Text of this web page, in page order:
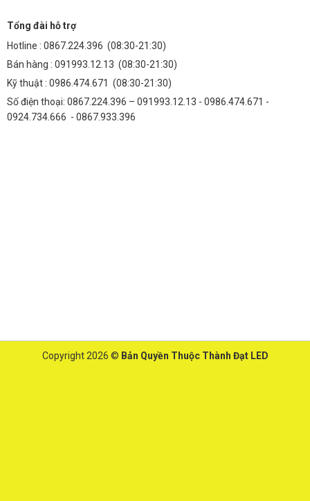
Tổng đài hỗ trợ
Hotline : 0867.224.396 (08:30-21:30)
Bán hàng : 091993.12.13 (08:30-21:30)
Kỹ thuật : 0986.474.671 (08:30-21:30)
Số điện thoại: 0867.224.396 – 091993.12.13 - 0986.474.671 -
0924.734.666 - 0867.933.396
Copyright 2026 © Bản Quyền Thuộc Thành Đạt LED